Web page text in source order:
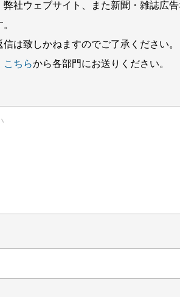
社ウェブサイト、また新聞・雑誌広
は致しかねますのでご了承ください。
こちらから各部門にお送りください。